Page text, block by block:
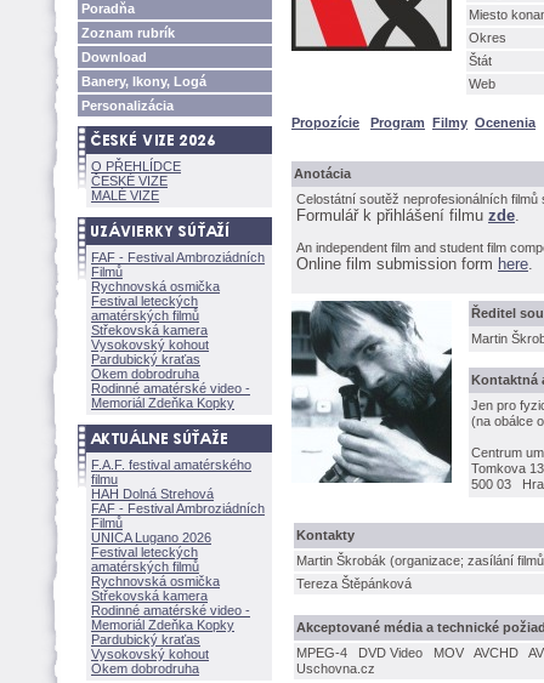
Poradňa
Zoznam rubrík
Download
Banery, Ikony, Log
Personalizácia
O PŘEHLÍDCE
ČESKÉ VIZE
MALÉ VIZE
FAF - Festival Ambroziádních
Filmů
Rychnovská osmička
Festival leteckých
amatérských filmů
Střekovská kamera
Vysokovský kohout
Pardubický kraťas
Okem dobrodruha
Rodinné amatérské video -
Memoriál Zdeňka Kopky
F.A.F. festival amatérského
filmu
HAH Dolná Strehov
FAF - Festival Ambroziádních
Filmů
UNICA Lugano 2026
Festival leteckých
amatérských filmů
Rychnovská osmička
Střekovská kamera
Rodinné amatérské video -
Memoriál Zdeňka Kopky
Pardubický kraťas
Vysokovský kohout
Okem dobrodruha
Miesto
Okres
tát
Web
Propozície Program Filmy Ocenenia
Anotácia
Celostátní soutěž neprofesionálních
Formulář k přihlášení filmu zde.
An independent film and student film
Online film submission form here.
Ředitel
Martin
Kontaktná
Jen pro
(na obálce
Centrum
Tomkova
500 03
Kontakty
Martin Škrobák (organizace; zasílání
Tereza Štěpánkov
Akceptované média a technické
MPEG-4
DVD Video MOV AVCHD
Uschovna.cz